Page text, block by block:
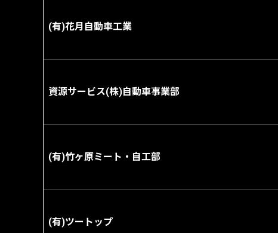
(有)花月自動車工業
資源サービス(株)自動車事業部
(有)竹ヶ原ミート・自工部
(有)ツートップ